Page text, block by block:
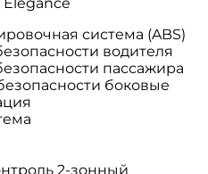
система (ABS)
водителя
пассажира
боковые
2-зонный